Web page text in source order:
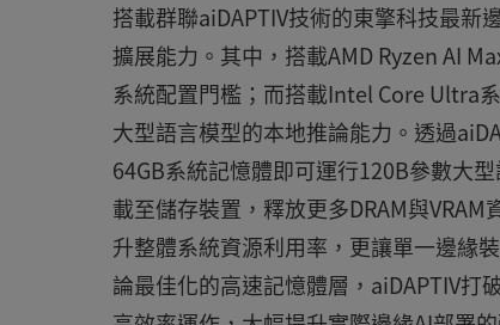
搭載群聯aiDAPTIV技術的東擎科技最新
擴展能力。其中，搭載AMD Ryzen AI
系統配置門檻；而搭載Intel Core Ultra
大型語言模型的本地推論能力。透過
64GB系統記憶體即可運行120B參數大
載至儲存裝置，釋放更多DRAM與
升整體系統資源利用率，更讓單一邊緣
論最佳化的高速記憶體層，aiDAPTIV